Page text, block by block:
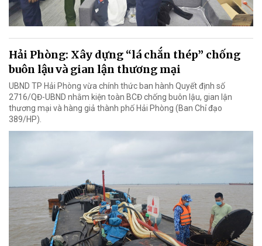
Hải Phòng: Xây dựng “lá chắn thép” chống
buôn lậu và gian lận thương mại
UBND TP Hải Phòng vừa chính thức ban hành Quyết định số
2716/QĐ-UBND nhằm kiện toàn BCĐ chống buôn lậu, gian lận
thương mại và hàng giả thành phố Hải Phòng (Ban Chỉ đạo
389/HP).